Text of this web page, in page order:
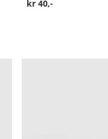
kr 40,-